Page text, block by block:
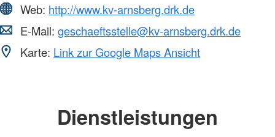
Web: http://www.kv-arnsberg.drk.de
E-Mail: geschaeftsstelle@kv-arnsberg.drk.de
Karte: Link zur Google Maps Ansicht
Dienstleistungen